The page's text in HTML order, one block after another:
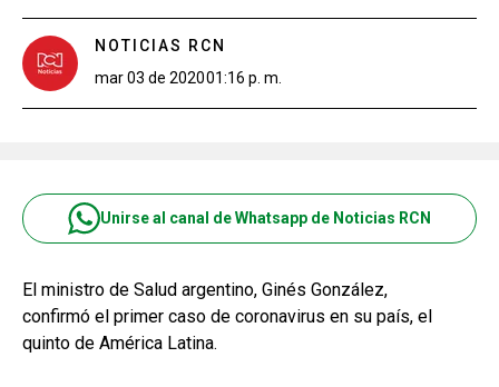
NOTICIAS RCN
mar 03 de 202001:16 p. m.
Unirse al canal de Whatsapp de Noticias RCN
El ministro de Salud argentino, Ginés González,
confirmó el primer caso de coronavirus en su país, el
quinto de América Latina.